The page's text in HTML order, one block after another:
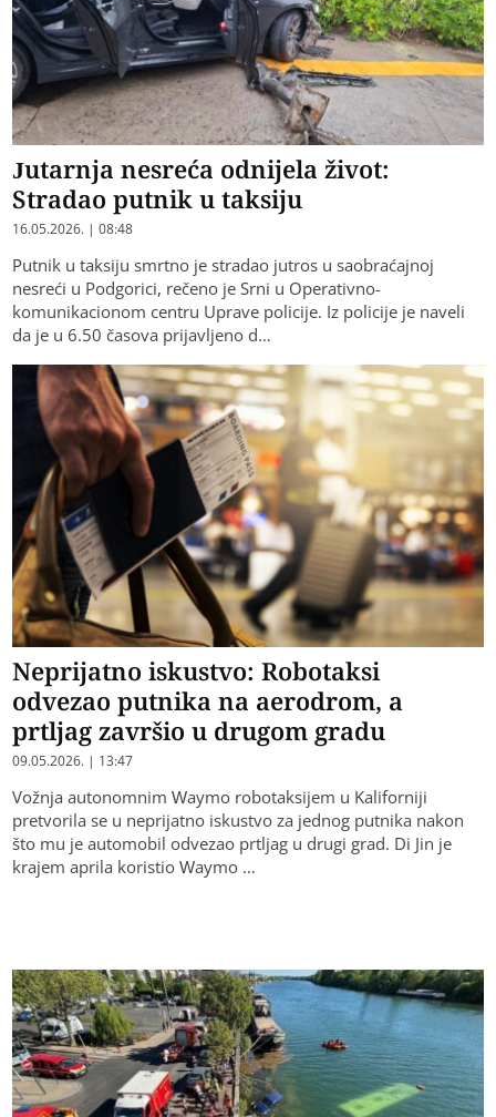
Jutarnja nesreća odnijela život:
Stradao putnik u taksiju
16.05.2026. | 08:48
Putnik u taksiju smrtno je stradao jutros u saobraćajnoj
nesreći u Podgorici, rečeno je Srni u Operativno-
komunikacionom centru Uprave policije. Iz policije je naveli
da je u 6.50 časova prijavljeno d…
Neprijatno iskustvo: Robotaksi
odvezao putnika na aerodrom, a
prtljag završio u drugom gradu
09.05.2026. | 13:47
Vožnja autonomnim Waymo robotaksijem u Kaliforniji
pretvorila se u neprijatno iskustvo za jednog putnika nakon
što mu je automobil odvezao prtljag u drugi grad. Di Jin je
krajem aprila koristio Waymo …